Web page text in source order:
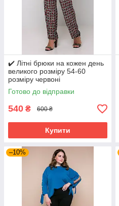
✔️ Літні брюки на кожен день
великого розміру 54-60
розміру червоні
Готово до відправки
540 ₴ 600 ₴
Купити
–10%